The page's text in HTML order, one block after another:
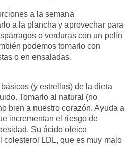
a la semana
a la plancha y aprovechar para
o verduras con un pelín
podemos tomarlo con
o en ensaladas.
(y estrellas) de la dieta
Tomarlo al natural (no
bien a nuestro corazón. Ayuda a
incrementan el riesgo de
Su ácido oleico
colesterol LDL, que es muy malo